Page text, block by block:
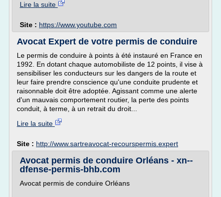
Lire la suite
Site : https://www.youtube.com
Avocat Expert de votre permis de conduire
Le permis de conduire à points à été instauré en France en
1992. En dotant chaque automobiliste de 12 points, il vise à
sensibiliser les conducteurs sur les dangers de la route et
leur faire prendre conscience qu'une conduite prudente et
raisonnable doit être adoptée. Agissant comme une alerte
d'un mauvais comportement routier, la perte des points
conduit, à terme, à un retrait du droit...
Lire la suite
Site : http://www.sartreavocat-recourspermis.expert
Avocat permis de conduire Orléans - xn--
dfense-permis-bhb.com
Avocat permis de conduire Orléans